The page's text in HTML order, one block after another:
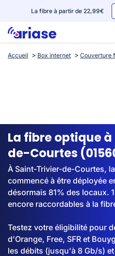
La fibre à partir de 22,99€
Box internet
Streaming
Accueil Box internet Couverture
La fibre optique
de-Courtes
À Saint-Trivier-de-Courtes,
commencé à être déployée
désormais 81% des locaux.
encore raccordables à la
Testez votre éligibilité pour
d'Orange, Free, SFR et
les débits (jusqu'à 8 Gb/s)